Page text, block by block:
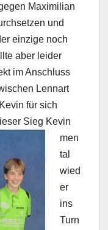
Maximilian
und
einzige noch
aber leider
im Anschluss
Lennart
für sich
Sieg Kevin
men
tal
wied
er
ins
Turn